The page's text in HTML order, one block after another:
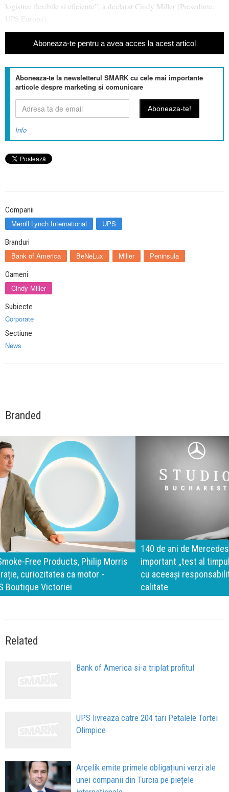
logistice flexibile si eficiente”, a declarat Cindy Miller (Presedinte,
UPS Europa).
Aboneaza-te pentru a avea acces la acest articol
Aboneaza-te la newsletterul SMARK cu cele mai importante
articole despre marketing si comunicare
Info
Companii
Merrill Lynch International UPS
Branduri
Bank of America BeNeLux Miller Peninsula
Oameni
Cindy Miller
Subiecte
Corporate
Sectiune
News
Branded
140 de ani de Mercedes-Benz. Ramona Pîrlog: Cel mai
important „test al timpului” este să inovăm constant, dar
cu aceeași responsabilitate față de oameni, siguranță și
calitate
Related
Bank of America si-a triplat profitul
UPS livreaza catre 204 tari Petalele Tortei
Olimpice
Arçelik emite primele obligațiuni verzi ale
unei companii din Turcia pe piețele